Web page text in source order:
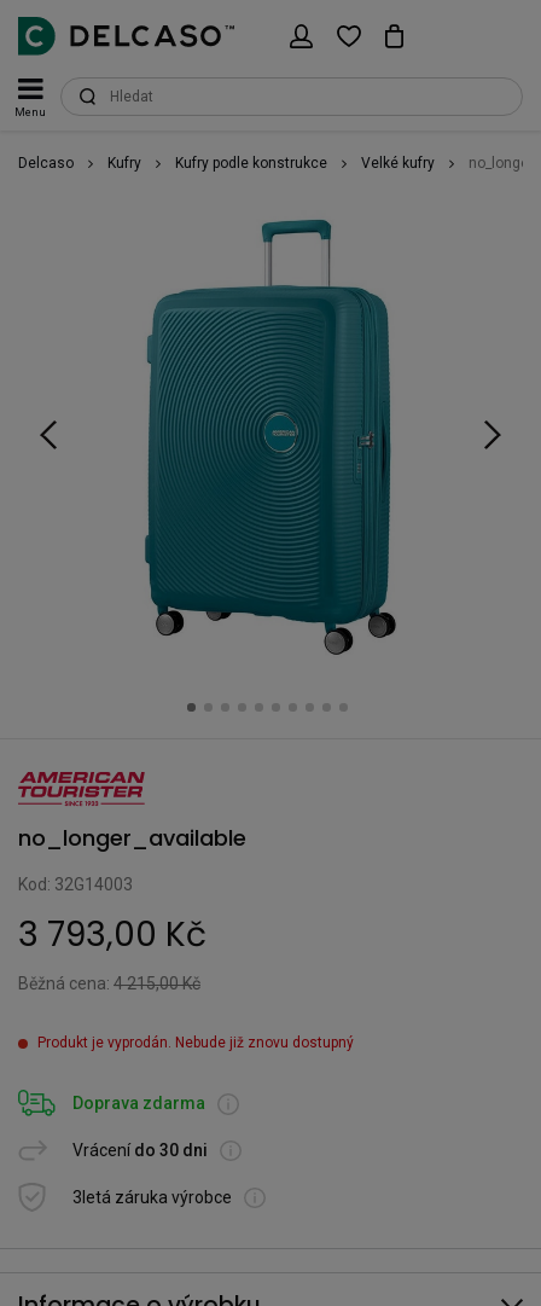
Menu
Delcaso Kufry Kufry podle konstrukce Velké kufry
no_longer_available
Kod: 32G14003
3 793,00 Kč
Běžná cena: 4 215,00 Kč
Produkt je vyprodán. Nebude již znovu dostupný
Doprava zdarma
Vrácení do 30 dni
3letá záruka výrobce